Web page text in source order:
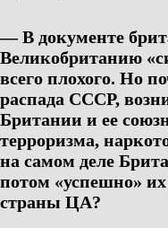
— В документе
Великобританию
всего плохого. Но
распада СССР,
Британии и ее
терроризма,
на самом деле
потом «успешно»
страны ЦА?